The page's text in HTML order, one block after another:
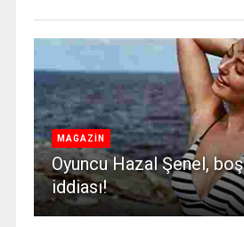
MAGAZİN
Oyuncu Hazal Şenel,
iddiası!